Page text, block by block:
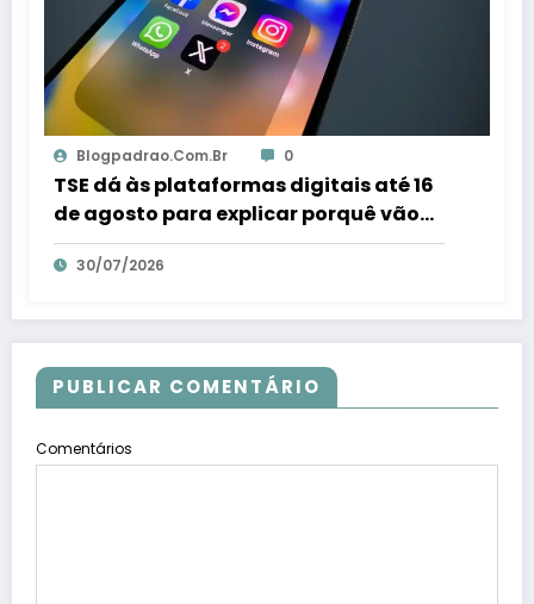
Blogpadrao.com.br 0
TSE dá às plataformas digitais até 16
de agosto para explicar porquê vão
combater fraudes eleitorais – Em Dia
ES 30/07/2026
PUBLICAR COMENTÁRIO
Comentários